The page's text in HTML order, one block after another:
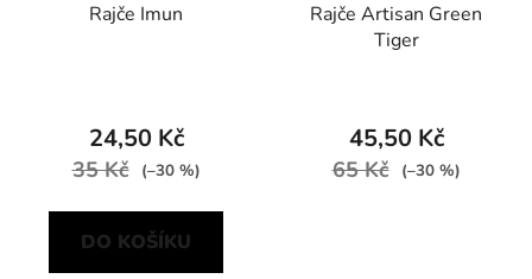
Rajče Imun
24,50 Kč
35 Kč (–30 %)
DO KOŠÍKU
Rajče Artisan Green
Tiger
45,50 Kč
65 Kč (–30 %)